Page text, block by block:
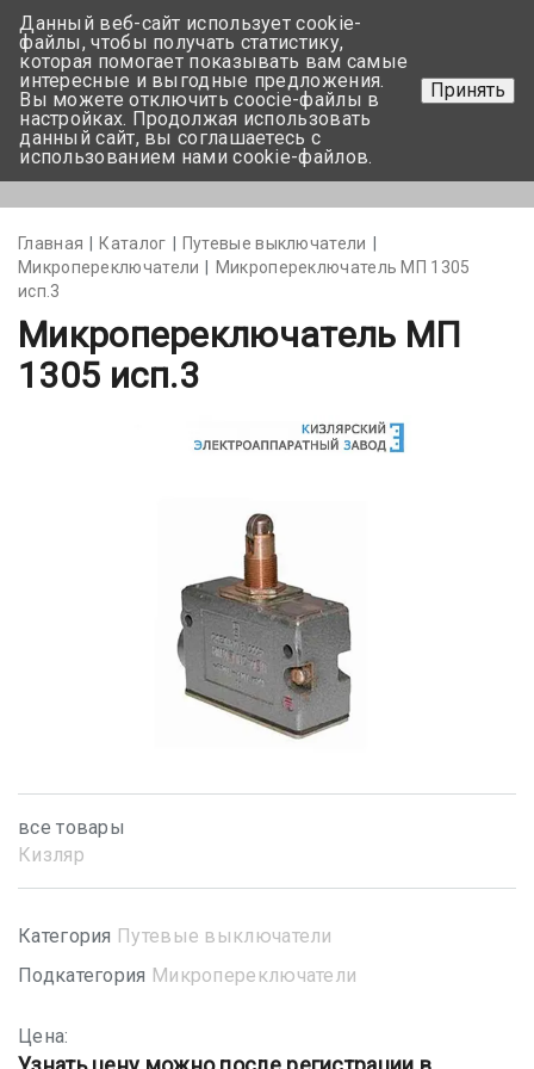
+375 17-350-99-56
+375 44-752-82-08
Задать вопрос
Главная Каталог
Путевые выключатели
Микропереключатели
Микропереключатель МП 1305
исп.3
Микропереключатель МП
1305 исп.3
все товары
Кизляр
Категория Путевые выключатели
Подкатегория Микропереключатели
Цена:
Данный веб-сайт использует cookie-
файлы, чтобы получать статистику,
которая помогает показывать вам самые
интересные и выгодные предложения.
Вы можете отключить coocie-файлы в
настройках. Продолжая использовать
данный сайт, вы соглашаетесь с
использованием нами cookie-файлов.
Принять